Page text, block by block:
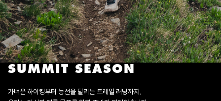
SUMMIT SEASON
가벼운 하이킹부터 능선을 달리는 트레일 러닝까지,